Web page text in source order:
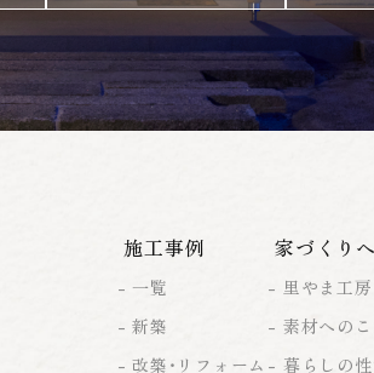
施工事例
一覧
新築
改築・リフォーム
家づくり
里やま工
素材へのこ
暮らしの